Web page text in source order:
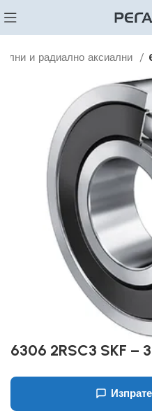
и радиално аксиални
6306 2RSC3 SKF –